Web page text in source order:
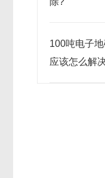
100吨电子
应该怎么解